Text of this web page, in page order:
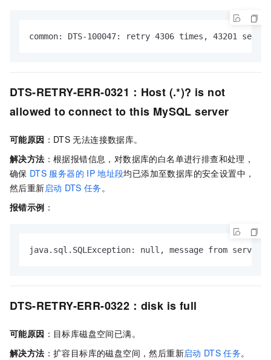
common: DTS-100047: retry 4306 times, 43201
DTS-RETRY-ERR-0321：Host (.*)? is not
allowed to connect to this MySQL server
可能原因 ：DTS 无法连接数据库。
解决方法 ：根据报错信息，对数据库的白名单进行排查和处理，
确保 DTS 服务器的 IP 地址段均已添加至数据库的安全设置中，
然后重新启动 DTS 任务 。
报错示例 ：
java.sql.SQLException: null, message from
DTS-RETRY-ERR-0322：disk is full
可能原因 ：目标库磁盘空间已满。
解决方法 ：扩容目标库的磁盘空间，然后重新启动 DTS 任务。